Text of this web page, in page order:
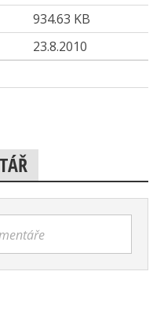
934.63 KB
23.8.2010